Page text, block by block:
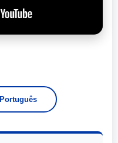
Português